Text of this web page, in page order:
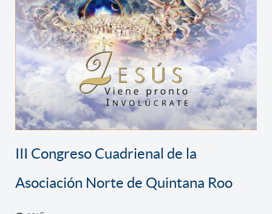
III Congreso Cuadrienal de la
Asociación Norte de Quintana Roo